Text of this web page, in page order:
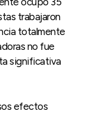
trabajaron
totalmente
no fue
significativa
efectos